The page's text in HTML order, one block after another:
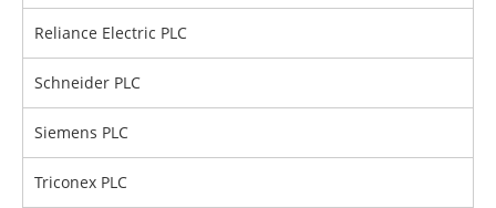
Reliance Electric PLC
Schneider PLC
Siemens PLC
Triconex PLC